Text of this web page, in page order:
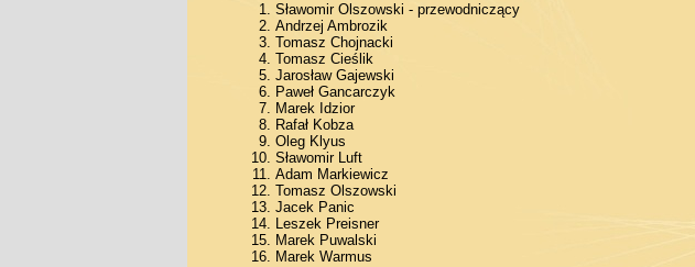
Sławomir Olszowski - przewodniczący
Andrzej Ambrozik
Tomasz Chojnacki
Tomasz Cieślik
Jarosław Gajewski
Paweł Gancarczyk
Marek Idzior
Rafał Kobza
Oleg Klyus
Sławomir Luft
Adam Markiewicz
Tomasz Olszowski
Jacek Panic
Leszek Preisner
Marek Puwalski
Marek Warmus